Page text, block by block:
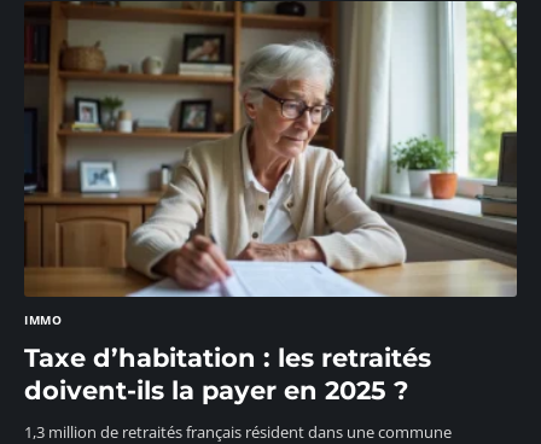
IMMO
Taxe d’habitation : les retraités
doivent-ils la payer en 2025 ?
1,3 million de retraités français résident dans une commune